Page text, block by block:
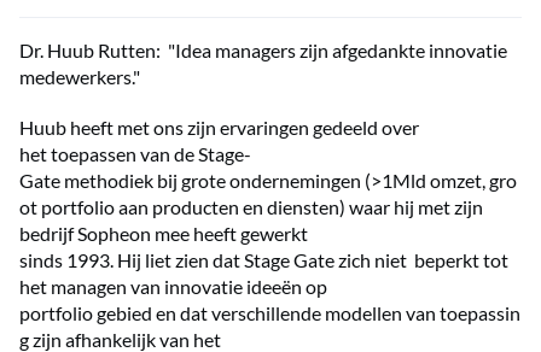
Dr. Huub Rutten: "Idea managers zijn afgedankte innovatie
medewerkers."
Huub heeft met ons zijn ervaringen gedeeld over
het toepassen van de Stage-
Gate methodiek bij grote ondernemingen (>1Mld omzet, gro
ot portfolio aan producten en diensten) waar hij met zijn
bedrijf Sopheon mee heeft gewerkt
sinds 1993. Hij liet zien dat Stage Gate zich niet beperkt tot
het managen van innovatie ideeën op
portfolio gebied en dat verschillende modellen van toepassin
g zijn afhankelijk van het